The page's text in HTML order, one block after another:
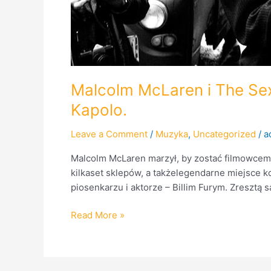
Malcolm McLaren i The
Kapolo.
Leave a Comment / Muzyka, Uncategorized /
Malcolm McLaren marzył, by zostać
kilkaset sklepów, a takżelegendarne miejsce
piosenkarzu i aktorze – Billim Furym. Zresztą
Read More »